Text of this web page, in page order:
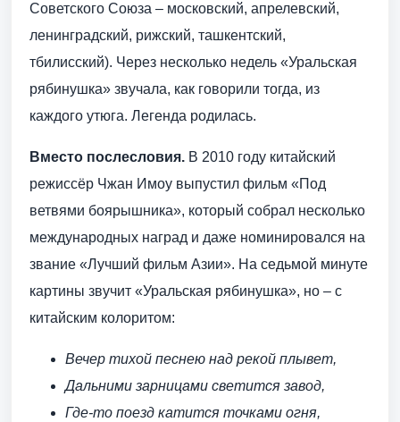
Советского Союза – московский, апрелевский,
ленинградский, рижский, ташкентский,
тбилисский). Через несколько недель «Уральская
рябинушка» звучала, как говорили тогда, из
каждого утюга. Легенда родилась.
Вместо послесловия. В 2010 году китайский
режиссёр Чжан Имоу выпустил фильм «Под
ветвями боярышника», который собрал несколько
международных наград и даже номинировался на
звание «Лучший фильм Азии». На седьмой минуте
картины звучит «Уральская рябинушка», но – с
китайским колоритом:
Вечер тихой песнею над рекой плывет,
Дальними зарницами светится завод,
Где-то поезд катится точками огня,